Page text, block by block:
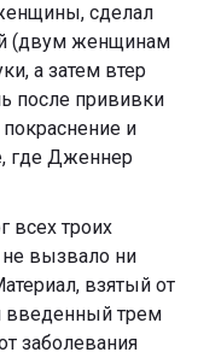
сделал
(двум женщинам
а затем втер
после прививки
и
где Дженнер
всех троих
не вызвало ни
взятый от
введенный трем
заболевания